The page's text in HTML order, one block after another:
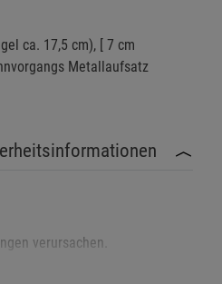
ca. 17,5 cm), [ 7 cm
Metallaufsatz
verursachen.